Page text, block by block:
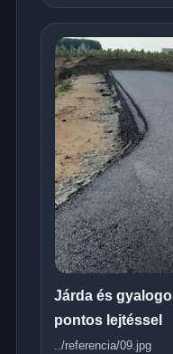
Járda és
pontos lejtéssel
../referencia/09.jpg